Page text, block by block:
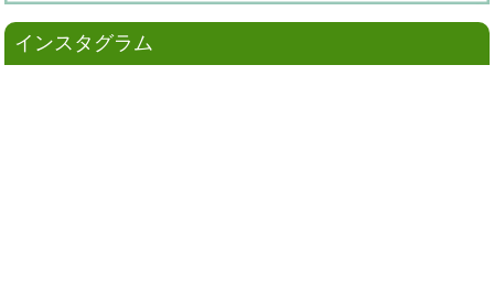
インスタグラム